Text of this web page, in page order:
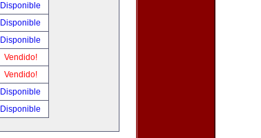
Disponible
Disponible
Disponible
Vendido!
Vendido!
Disponible
Disponible